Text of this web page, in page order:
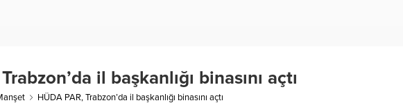
il başkanlığı binasını açtı
HÜDA PAR, Trabzon’da il başkanlığı binasını açtı